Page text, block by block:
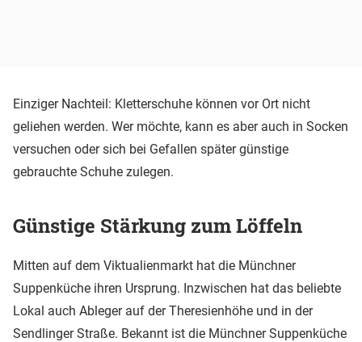
Einziger Nachteil: Kletterschuhe können vor Ort nicht
geliehen werden. Wer möchte, kann es aber auch in Socken
versuchen oder sich bei Gefallen später günstige
gebrauchte Schuhe zulegen.
Günstige Stärkung zum Löffeln
Mitten auf dem Viktualienmarkt hat die Münchner
Suppenküche ihren Ursprung. Inzwischen hat das beliebte
Lokal auch Ableger auf der Theresienhöhe und in der
Sendlinger Straße. Bekannt ist die Münchner Suppenküche